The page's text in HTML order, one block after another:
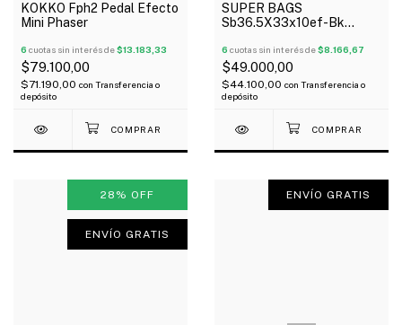
KOKKO Fph2 Pedal Efecto
Mini Phaser
6 cuotas sin interés de$13.183,33
$79.100,00
$71.190,00 con Transferencia o
depósito
SUPER BAGS
Sb36.5X33x10ef-Bk
Multiefectos Acolchada
10Mm
6 cuotas sin interés de$8.166,67
$49.000,00
$44.100,00 con Transferencia o
depósito
28 % OFF
ENVÍO GRATIS
ENVÍO GRATIS